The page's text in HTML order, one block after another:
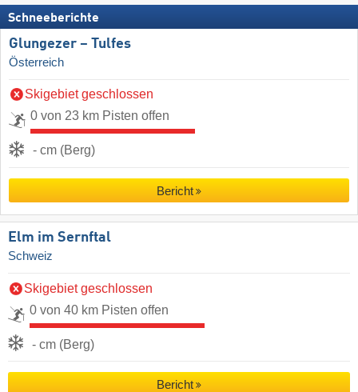
Schneeberichte
Glungezer – Tulfes
Österreich
Skigebiet geschlossen
0 von 23 km Pisten offen
- cm (Berg)
Bericht
Elm im Sernftal
Schweiz
Skigebiet geschlossen
0 von 40 km Pisten offen
- cm (Berg)
Bericht